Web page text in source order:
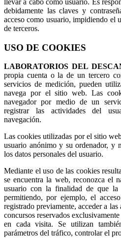
debidamente las claves y
acceso como usuario, impidiendo el
de terceros.
USO DE COOKIES
LABORATORIOS DEL
propia cuenta o la de un tercero
servicios de medición, pueden
navega por el sitio web. Las
navegador por medio de un
registrar las actividades del
navegación.
Las cookies utilizadas por el sitio
usuario anónimo y su ordenador, y
los datos personales del usuario.
Mediante el uso de las cookies
se encuentra la web, reconozca el
usuario con la finalidad de que la
permitiendo, por ejemplo, el
registrado previamente, acceder a
concursos reservados
en cada visita. Se utilizan
parámetros del tráfico, controlar el